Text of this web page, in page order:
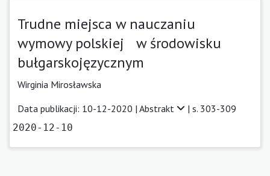
Trudne miejsca w nauczaniu
wymowy polskiej w środowisku
bułgarskojęzycznym
Wirginia Mirosławska
Data publikacji: 10-12-2020 | Abstrakt | s. 303-309
2020-12-10